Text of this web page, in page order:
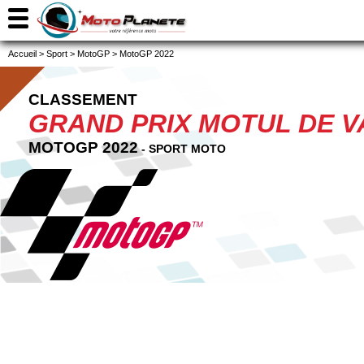
Accueil > Sport > MotoGP > MotoGP 2022
CLASSEMENT
GRAND PRIX MOTUL DE
MOTOGP 2022- SPORT MOTO